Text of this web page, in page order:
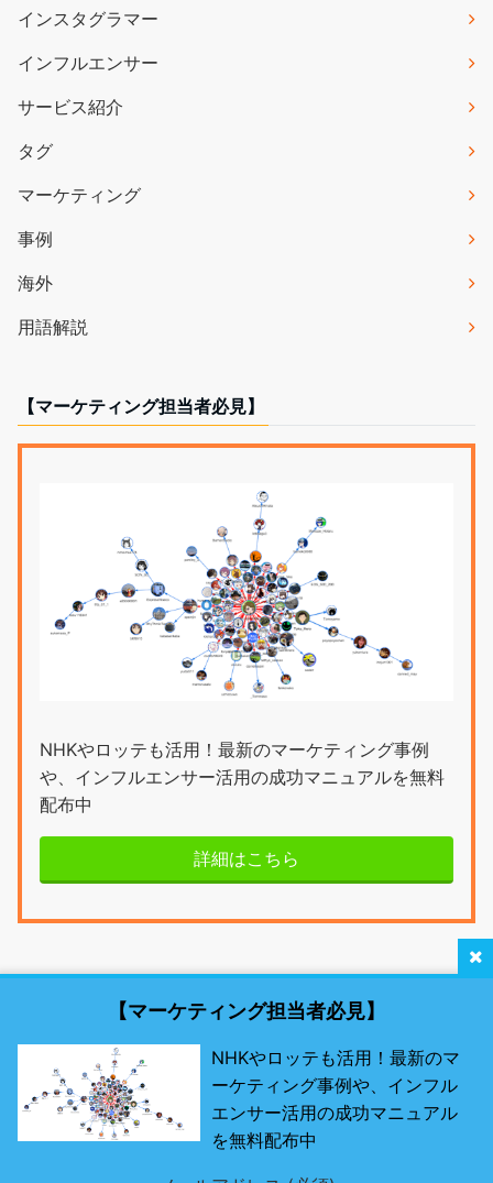
インスタグラマー
インフルエンサー
サービス紹介
タグ
マーケティング
事例
海外
用語解説
【マーケティング担当者必見】
NHKやロッテも活用！最新のマーケティング事例
や、インフルエンサー活用の成功マニュアルを無料
配布中
詳細はこちら
最新SNSマーケティング研究所 by misosil
【マーケティング担当者必見】
NHKやロッテも活用！最新のマ
ーケティング事例や、インフル
エンサー活用の成功マニュアル
を無料配布中